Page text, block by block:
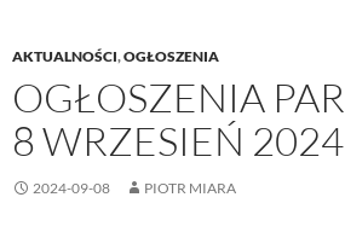
AKTUALNOŚCI,OGŁOSZENIA
OGŁOSZENIA
8 WRZESIEŃ 2024
2024-09-08 PIOTR MIARA